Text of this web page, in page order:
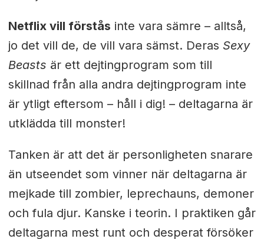
Netflix vill förstås inte vara sämre – alltså,
jo det vill de, de vill vara sämst. Deras Sexy
Beasts är ett dejtingprogram som till
skillnad från alla andra dejtingprogram inte
är ytligt eftersom – håll i dig! – deltagarna är
utklädda till monster!
Tanken är att det är personligheten snarare
än utseendet som vinner när deltagarna är
mejkade till zombier, leprechauns, demoner
och fula djur. Kanske i teorin. I praktiken går
deltagarna mest runt och desperat försöker